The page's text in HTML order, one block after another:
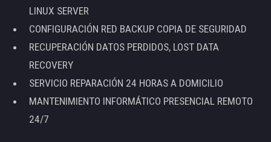
LINUX SERVER
CONFIGURACIÓN RED BACKUP COPIA DE SEGURIDAD
RECUPERACIÓN DATOS PERDIDOS, LOST DATA
RECOVERY
SERVICIO REPARACIÓN 24 HORAS A DOMICILIO
MANTENIMIENTO INFORMÁTICO PRESENCIAL REMOTO
24/7